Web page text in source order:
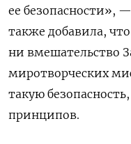
ее безопасности»,
также добавила,
ни вмешательство
миротворческих
такую
принципов.